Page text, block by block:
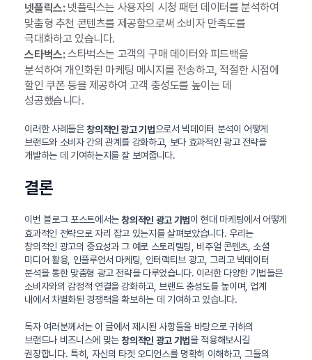
넷플릭스:넷플릭스는 사용자의 시청 패턴 데이터를 분석하여
맞춤형 추천 콘텐츠를 제공함으로써 소비자 만족도를
극대화하고 있습니다.
스타벅스:스타벅스는 고객의 구매 데이터와 피드백을
분석하여 개인화된 마케팅 메시지를 전송하고, 적절한 시점에
할인 쿠폰 등을 제공하여 고객 충성도를 높이는 데
성공했습니다.
이러한 사례들은창의적인 광고 기법으로서 빅데이터 분석이 어떻게
브랜드와 소비자 간의 관계를 강화하고, 보다 효과적인 광고 전략을
개발하는 데 기여하는지를 잘 보여줍니다.
결론
이번 블로그 포스트에서는창의적인 광고 기법이 현대 마케팅에서 어떻게
효과적인 전략으로 자리 잡고 있는지를 살펴보았습니다. 우리는
창의적인 광고의 중요성과 그 예로 스토리텔링, 비주얼 콘텐츠, 소셜
미디어 활용, 인플루언서 마케팅, 인터랙티브 광고, 그리고 빅데이터
분석을 통한 맞춤형 광고 전략을 다루었습니다. 이러한 다양한 기법들은
소비자와의 감정적 연결을 강화하고, 브랜드 충성도를 높이며, 업계
내에서 차별화된 경쟁력을 확보하는 데 기여하고 있습니다.
독자 여러분께서는 이 글에서 제시된 사항들을 바탕으로 귀하의
브랜드나 비즈니스에 맞는창의적인 광고 기법을 적용해보시길
권장합니다. 특히, 자신의 타겟 오디언스를 명확히 이해하고, 그들의